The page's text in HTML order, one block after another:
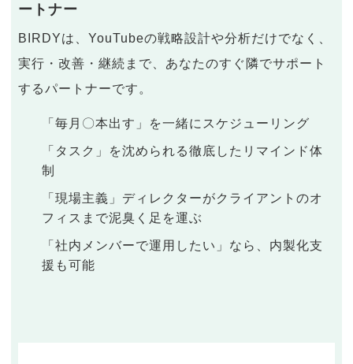
ートナー
BIRDYは、YouTubeの戦略設計や分析だけでなく、
実行・改善・継続まで、あなたのすぐ隣でサポート
するパートナーです。
「毎月〇本出す」を一緒にスケジューリング
「タスク」を沈められる徹底したリマインド体
制
「現場主義」ディレクターがクライアントのオ
フィスまで泥臭く足を運ぶ
「社内メンバーで運用したい」なら、内製化支
援も可能